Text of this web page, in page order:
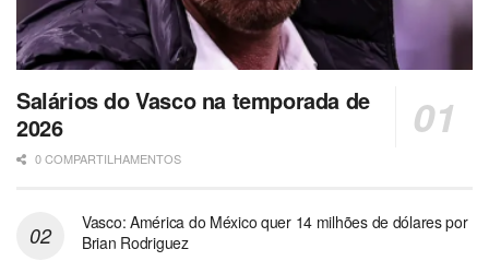
Salários do Vasco na temporada de
2026
0 COMPARTILHAMENTOS
Vasco: América do México quer 14 milhões de dólares por
Brian Rodriguez